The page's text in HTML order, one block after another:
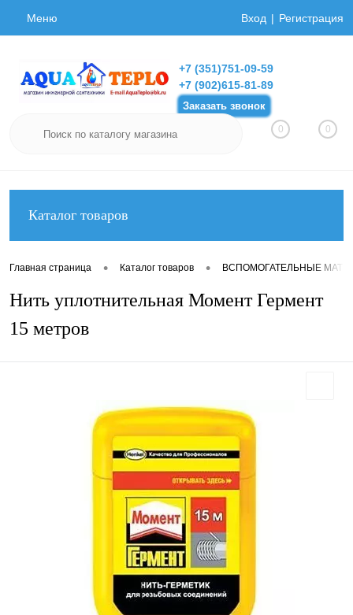
Меню Вход Регистрация
+7 (351)751-09-59
+7 (902)615-81-89
Заказать звонок
0 0
Каталог товаров
Главная страница • Каталог товаров • ВСПОМОГАТЕЛЬНЫЕ
Нить уплотнительная Момент Гермент
15 метров